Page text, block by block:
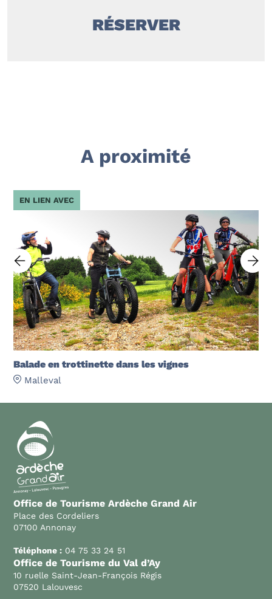
RÉSERVER
A proximité
Balade en trottinette dans les vignes
Malleval
EN LIEN AVEC
Office de Tourisme Ardèche Grand Air
Place des Cordeliers
07100 Annonay
Téléphone : 04 75 33 24 51
Office de Tourisme du Val d’Ay
10 ruelle Saint-Jean-François Régis
07520 Lalouvesc